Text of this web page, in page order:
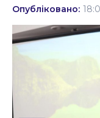
Політика
Стиль життя
Опубліковано: